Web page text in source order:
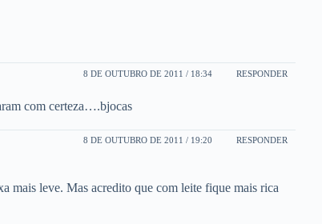
8 DE OUTUBRO DE 2011 / 18:34 RESPONDER
com certeza….bjocas
8 DE OUTUBRO DE 2011 / 19:20 RESPONDER
mais leve. Mas acredito que com leite fique mais rica